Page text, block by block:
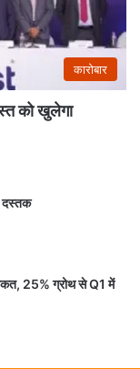
कारोबार
को खुलेगा
दस्तक
25% ग्रोथ से Q1 में